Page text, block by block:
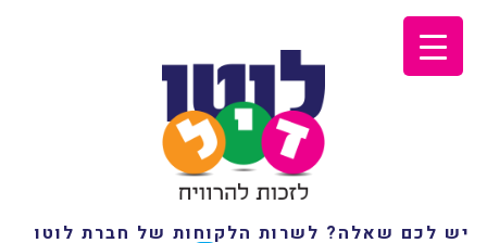
יש לכם שאלה? לשרות הלקוחות של חברת לוטו